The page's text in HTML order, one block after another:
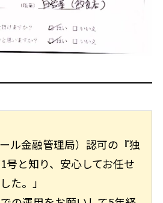
ール金融管理局）認可の『独
号と知り、安心してお任せ
た。」